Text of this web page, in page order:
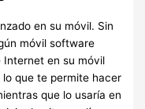
en su móvil. Sin
móvil software
Internet en su móvil
lo que te permite hacer
que lo usaría en